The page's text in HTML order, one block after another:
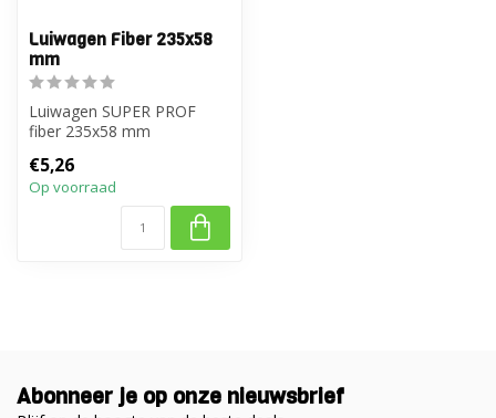
Luiwagen Fiber 235x58
mm
Luiwagen SUPER PROF
fiber 235x58 mm
€5,26
Op voorraad
Abonneer je op onze nieuwsbrief